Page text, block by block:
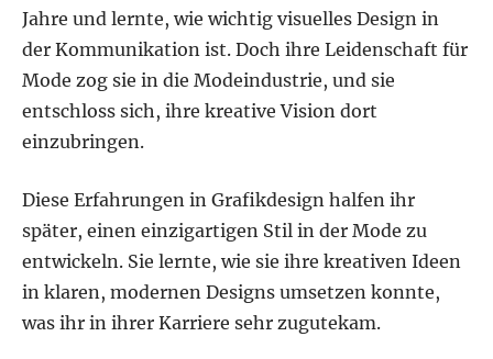
Jahre und lernte, wie wichtig visuelles Design in
der Kommunikation ist. Doch ihre Leidenschaft für
Mode zog sie in die Modeindustrie, und sie
entschloss sich, ihre kreative Vision dort
einzubringen.
Diese Erfahrungen in Grafikdesign halfen ihr
später, einen einzigartigen Stil in der Mode zu
entwickeln. Sie lernte, wie sie ihre kreativen Ideen
in klaren, modernen Designs umsetzen konnte,
was ihr in ihrer Karriere sehr zugutekam.